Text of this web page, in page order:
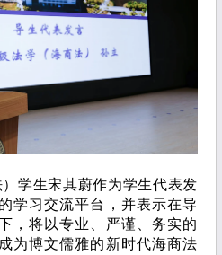
学生宋其蔚作为学生代表发
学习交流平台，并表示在导
，将以专业、严谨、务实的
为博文儒雅的新时代海商法